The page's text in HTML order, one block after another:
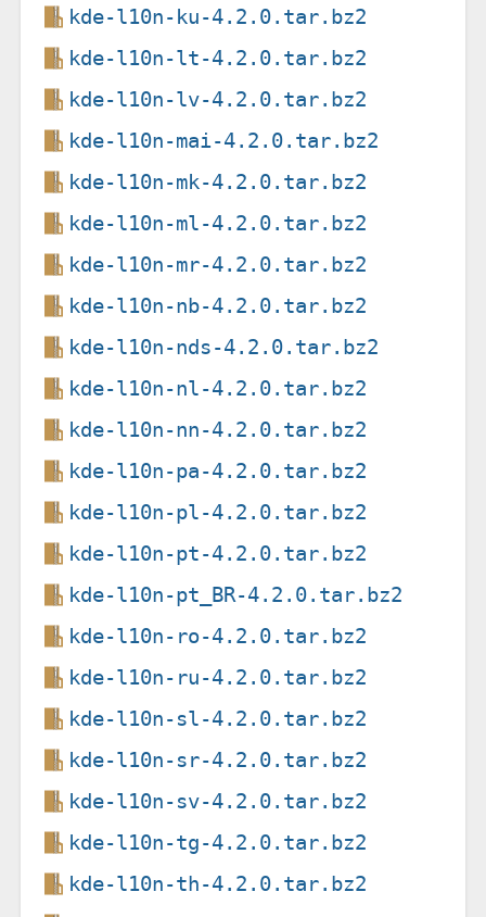
kde-l10n-ku-4.2.0.tar.bz2
kde-l10n-lt-4.2.0.tar.bz2
kde-l10n-lv-4.2.0.tar.bz2
kde-l10n-mai-4.2.0.tar.bz2
kde-l10n-mk-4.2.0.tar.bz2
kde-l10n-ml-4.2.0.tar.bz2
kde-l10n-mr-4.2.0.tar.bz2
kde-l10n-nb-4.2.0.tar.bz2
kde-l10n-nds-4.2.0.tar.bz2
kde-l10n-nl-4.2.0.tar.bz2
kde-l10n-nn-4.2.0.tar.bz2
kde-l10n-pa-4.2.0.tar.bz2
kde-l10n-pl-4.2.0.tar.bz2
kde-l10n-pt-4.2.0.tar.bz2
kde-l10n-pt_BR-4.2.0.tar.bz2
kde-l10n-ro-4.2.0.tar.bz2
kde-l10n-ru-4.2.0.tar.bz2
kde-l10n-sl-4.2.0.tar.bz2
kde-l10n-sr-4.2.0.tar.bz2
kde-l10n-sv-4.2.0.tar.bz2
kde-l10n-tg-4.2.0.tar.bz2
kde-l10n-th-4.2.0.tar.bz2